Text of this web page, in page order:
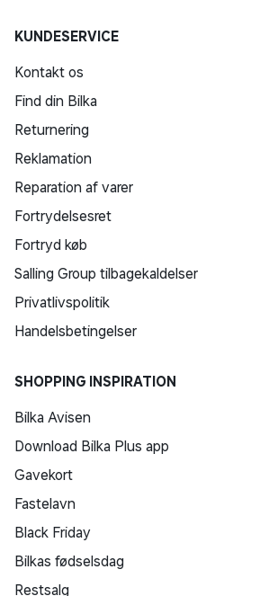
KUNDESERVICE
Kontakt os
Find din Bilka
Returnering
Reklamation
Reparation af varer
Fortrydelsesret
Fortryd køb
Salling Group tilbagekaldelser
Privatlivspolitik
Handelsbetingelser
SHOPPING INSPIRATION
Bilka Avisen
Download Bilka Plus app
Gavekort
Fastelavn
Black Friday
Bilkas fødselsdag
Restsalg